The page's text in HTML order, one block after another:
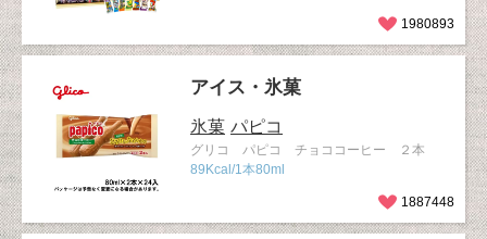
1980893
アイス・氷菓
氷菓 パピコ
グリコ パピコ チョココーヒー ２本
89Kcal/1本80ml
1887448